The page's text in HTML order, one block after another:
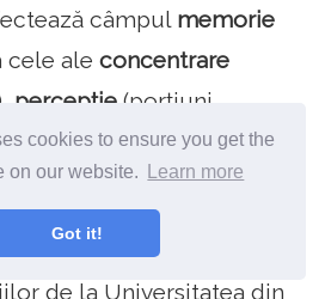
cookies to ensure you get the
on our website.
Learn more
Got it!
câmpul memorie
cele ale concentrare
percepție (porțiuni
cerebral) și
substanță neagră și balon
de la Universitatea din